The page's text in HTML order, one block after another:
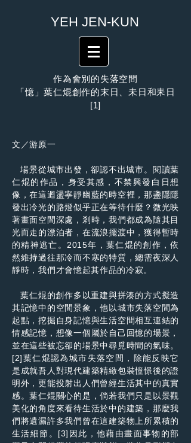
​YEH JEN-KUN
作為會別的失落空間
「憶」葉仁焜創作的末日、未日和耒日
[1]
文／游原一
場景從城市出發，卻認不出城市。閱讀葉
仁焜的作品，身受其感，不禁興發白日想
像，在這迴盪寧靜幽藍的時空裡，那盞隱隱
發出冷光的路燈似乎正在等待什麼？微光映
著畫面空間深處，剎時，我們都成為隨其目
光而走的漂泊者，在流浪擺渡中，獲得暫時
的精神逃亡。2015年，葉仁焜的創作，依
然維持過往那冷而不寒的特質，總需夜深人
靜時，我們才會憶起其作品的冷寂。
葉仁焜的創作多以重建與拼湊的方式擬造
其記憶中的空間景象，他以城市失落空間為
起點，挖掘自身記憶與生活空間相互連結的
情感記憶，想像一個屬於自己回憶的場景，
並在這些被忘卻的場景中尋覓時間的氣味。
[2]葉仁焜認為城市失落空間，除能反映它
是成就吾人對現代建築精緻包裝憧憬後的證
明外，更能投射出人們曾經生活其中的真實
感。葉仁焜關心的是，倘若我們只是以景觀
美化的角度來看待生活於中的建築，那麼我
們將遺漏許多我們曾在這建築物上所累積的
生活細節。[3]因此，他藉由畫面事物的部